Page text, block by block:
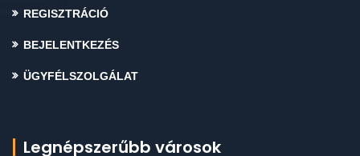
REGISZTRÁCIÓ
BEJELENTKEZÉS
ÜGYFÉLSZOLGÁLAT
Legnépszerűbb városok